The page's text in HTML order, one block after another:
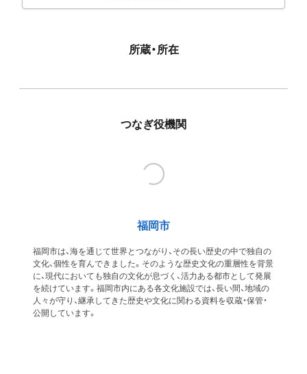
所蔵・所在
つなぎ役機関
福岡市
福岡市は、海を通じて世界とつながり、その長い歴史の中で独自の
文化、個性を育んできました。そのような歴史文化の重層性を背景
に、現代においても独自の文化が息づく、活力ある都市として発展
を続けています。福岡市内にある各文化施設では、長い間、地域の
人々が守り、継承してきた歴史や文化に関わる資料を収蔵・保管・
公開しています。